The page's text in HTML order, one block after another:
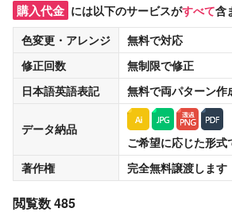
購入代金 には以下のサービスがすべて含
色変更・アレンジ
無料で対応
修正回数
無制限で修正
日本語英語表記
無料で両パターン作
データ納品
ご希望に応じた形式
著作権
完全無料譲渡します
閲覧数 485